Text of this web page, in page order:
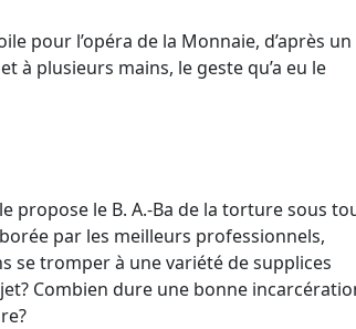
pour l’opéra de la Monnaie, d’après un
à plusieurs mains, le geste qu’a eu le
propose le B. A.-Ba de la torture sous
par les meilleurs professionnels,
se tromper à une variété de supplices
Combien dure une bonne